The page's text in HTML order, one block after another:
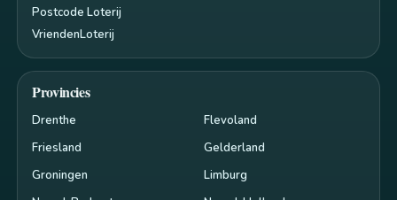
Postcode Loterij
VriendenLoterij
Provincies
Drenthe
Flevoland
Friesland
Gelderland
Groningen
Limburg